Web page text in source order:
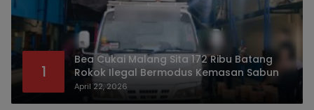
1
Bea Cukai Malang Sita 172 Ribu Batang
Rokok Ilegal Bermodus Kemasan Sabun
April 22, 2026